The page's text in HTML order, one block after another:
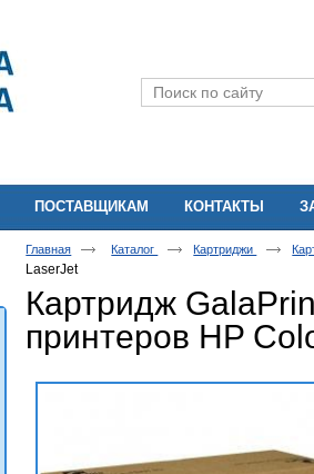
ПОСТАВЩИКАМ КОНТАКТЫ
Главная Каталог Картриджи
LaserJet
Картридж
принтеров HP